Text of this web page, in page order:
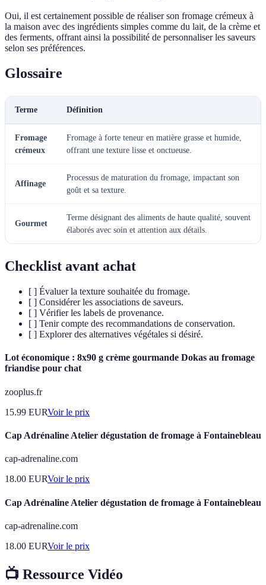
Oui, il est certainement possible de réaliser son fromage crémeux à
la maison avec des ingrédients simples comme du lait, de la crème et
des ferments, offrant ainsi la possibilité de personnaliser les saveurs
selon ses préférences.
Glossaire
Terme Définition
Fromage
crémeux
Fromage à forte teneur en matière grasse et humide,
offrant une texture lisse et onctueuse.
Affinage
Processus de maturation du fromage, impactant son
goût et sa texture.
Gourmet
Terme désignant des aliments de haute qualité, souvent
élaborés avec soin et attention aux détails.
Checklist avant achat
[ ] Évaluer la texture souhaitée du fromage.
[ ] Considérer les associations de saveurs.
[ ] Vérifier les labels de provenance.
[ ] Tenir compte des recommandations de conservation.
[ ] Explorer des alternatives végétales si désiré.
Lot économique : 8x90 g crème gourmande Dokas au fromage
friandise pour chat
zooplus.fr
15.99 EURVoir le prix
Cap Adrénaline Atelier dégustation de fromage à Fontainebleau
cap-adrenaline.com
18.00 EURVoir le prix
Cap Adrénaline Atelier dégustation de fromage à Fontainebleau
cap-adrenaline.com
18.00 EURVoir le prix
📺 Ressource Vidéo